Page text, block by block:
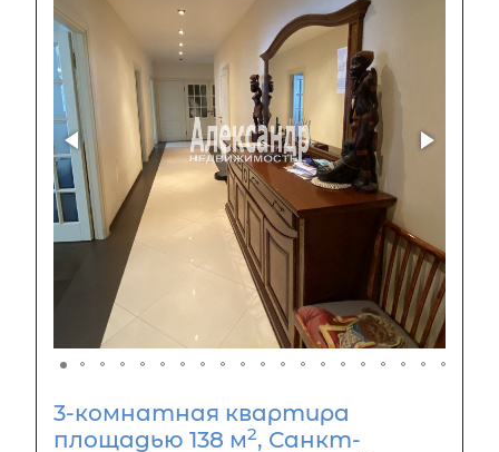
3-комнатная квартира
площадью 138 м2, Санкт-